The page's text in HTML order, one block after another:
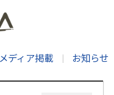
メディア掲載 お知らせ